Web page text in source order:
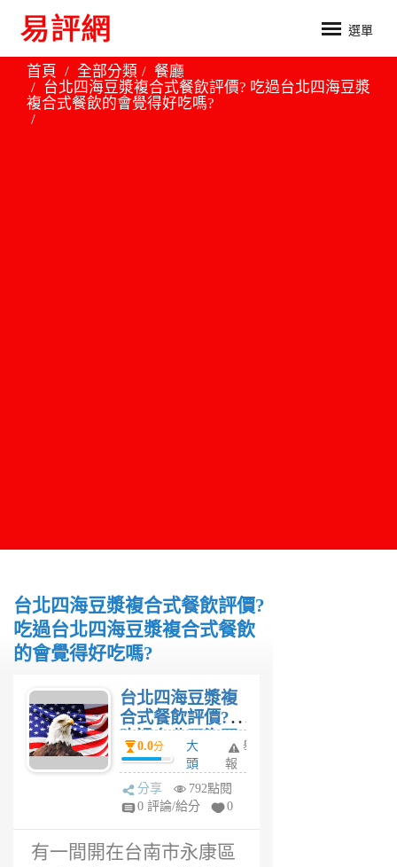
選單
首頁 全部分類
餐廳
台北四海豆漿複合式餐飲評價? 吃過台北四海豆漿
複合式餐飲的會覺得好吃嗎?
台北四海豆漿複合式餐飲評價?
吃過台北四海豆漿複合式餐飲
的會覺得好吃嗎?
台北四海豆漿複
合式餐飲評價?
吃過台北四海豆
漿複合式餐飲的
會覺得好吃嗎?
0.0分
大
頭
6
年
舉
報
分享
792點閱
0 評論/給分
0
有一間開在台南市永康區